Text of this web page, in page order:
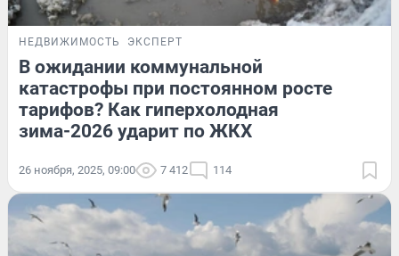
НЕДВИЖИМОСТЬ ЭКСПЕРТ
В ожидании коммунальной
катастрофы при постоянном росте
тарифов? Как гиперхолодная
зима-2026 ударит по ЖКХ
26 ноября, 2025, 09:00 7 412 114